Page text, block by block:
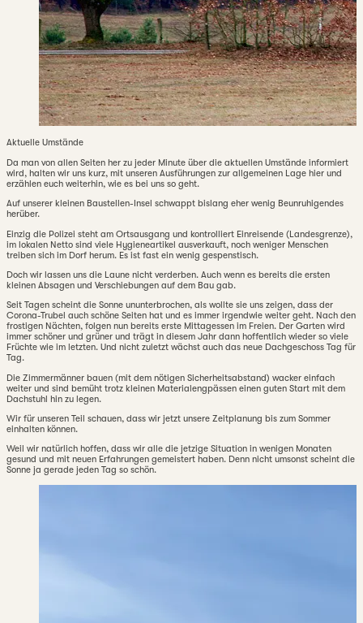
Aktuelle Umstände
Da man von allen Seiten her zu jeder Minute über die aktuellen Umstände informiert
wird, halten wir uns kurz, mit unseren Ausführungen zur allgemeinen Lage hier und
erzählen euch weiterhin, wie es bei uns so geht.
Auf unserer kleinen Baustellen-Insel schwappt bislang eher wenig Beunruhigendes
herüber.
Einzig die Polizei steht am Ortsausgang und kontrolliert Einreisende (Landesgrenze),
im lokalen Netto sind viele Hygieneartikel ausverkauft, noch weniger Menschen
treiben sich im Dorf herum. Es ist fast ein wenig gespenstisch.
Doch wir lassen uns die Laune nicht verderben. Auch wenn es bereits die ersten
kleinen Absagen und Verschiebungen auf dem Bau gab.
Seit Tagen scheint die Sonne ununterbrochen, als wollte sie uns zeigen, dass der
Corona-Trubel auch schöne Seiten hat und es immer irgendwie weiter geht. Nach den
frostigen Nächten, folgen nun bereits erste Mittagessen im Freien. Der Garten wird
immer schöner und grüner und trägt in diesem Jahr dann hoffentlich wieder so viele
Früchte wie im letzten. Und nicht zuletzt wächst auch das neue Dachgeschoss Tag für
Tag.
Die Zimmermänner bauen (mit dem nötigen Sicherheitsabstand) wacker einfach
weiter und sind bemüht trotz kleinen Materialengpässen einen guten Start mit dem
Dachstuhl hin zu legen.
Wir für unseren Teil schauen, dass wir jetzt unsere Zeitplanung bis zum Sommer
einhalten können.
Weil wir natürlich hoffen, dass wir alle die jetzige Situation in wenigen Monaten
gesund und mit neuen Erfahrungen gemeistert haben. Denn nicht umsonst scheint die
Sonne ja gerade jeden Tag so schön.